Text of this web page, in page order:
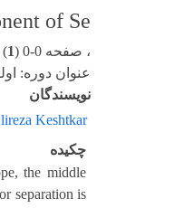
of Se
، صفحه 0-0 ( 1
)
عنوان دوره:
نویسندگان
Keshtkar
چکیده
the middle
separation is